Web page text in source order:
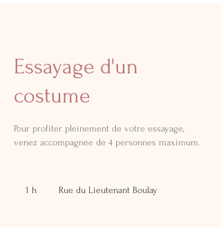
Essayage d'un
costume
Pour profiter pleinement de votre essayage,
venez accompagnée de 4 personnes maximum.
1 h Rue du Lieutenant Boulay